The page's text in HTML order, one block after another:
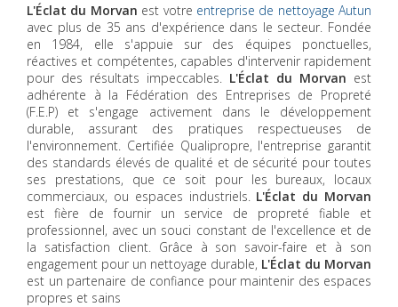
L'Éclat du Morvan est votre entreprise de nettoyage Autun
avec plus de 35 ans d'expérience dans le secteur. Fondée
en 1984, elle s'appuie sur des équipes ponctuelles,
réactives et compétentes, capables d'intervenir rapidement
pour des résultats impeccables. L'Éclat du Morvan est
adhérente à la Fédération des Entreprises de Propreté
(F.E.P) et s'engage activement dans le développement
durable, assurant des pratiques respectueuses de
l'environnement. Certifiée Qualipropre, l'entreprise garantit
des standards élevés de qualité et de sécurité pour toutes
ses prestations, que ce soit pour les bureaux, locaux
commerciaux, ou espaces industriels. L'Éclat du Morvan
est fière de fournir un service de propreté fiable et
professionnel, avec un souci constant de l'excellence et de
la satisfaction client. Grâce à son savoir-faire et à son
engagement pour un nettoyage durable, L'Éclat du Morvan
est un partenaire de confiance pour maintenir des espaces
propres et sains